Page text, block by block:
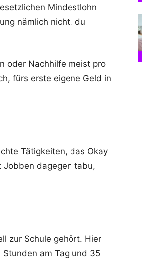
Mindestlohn
nämlich nicht, du
oder Nachhilfe meist pro
fürs erste eigene Geld in
Tätigkeiten, das Okay
Jobben dagegen tabu,
zur Schule gehört. Hier
am Tag und 35